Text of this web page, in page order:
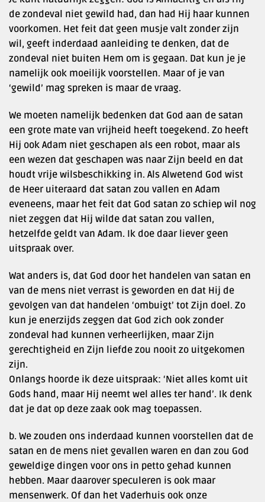
de zondeval niet gewild had, dan had Hij haar kunnen
voorkomen. Het feit dat geen musje valt zonder zijn
wil, geeft inderdaad aanleiding te denken, dat de
zondeval niet buiten Hem om is gegaan. Dat kun je je
namelijk ook moeilijk voorstellen. Maar of je van
‘gewild’ mag spreken is maar de vraag.
We moeten namelijk bedenken dat God aan de satan
een grote mate van vrijheid heeft toegekend. Zo heeft
Hij ook Adam niet geschapen als een robot, maar als
een wezen dat geschapen was naar Zijn beeld en dat
houdt vrije wilsbeschikking in. Als Alwetend God wist
de Heer uiteraard dat satan zou vallen en Adam
eveneens, maar het feit dat God satan zo schiep wil nog
niet zeggen dat Hij wilde dat satan zou vallen,
hetzelfde geldt van Adam. Ik doe daar liever geen
uitspraak over.
Wat anders is, dat God door het handelen van satan en
van de mens niet verrast is geworden en dat Hij de
gevolgen van dat handelen ‘ombuigt’ tot Zijn doel. Zo
kun je enerzijds zeggen dat God zich ook zonder
zondeval had kunnen verheerlijken, maar Zijn
gerechtigheid en Zijn liefde zou nooit zo uitgekomen
zijn.
Onlangs hoorde ik deze uitspraak: ‘Niet alles komt uit
Gods hand, maar Hij neemt wel alles ter hand’. Ik denk
dat je dat op deze zaak ook mag toepassen.
b. We zouden ons inderdaad kunnen voorstellen dat de
satan en de mens niet gevallen waren en dan zou God
geweldige dingen voor ons in petto gehad kunnen
hebben. Maar daarover speculeren is ook maar
mensenwerk. Of dan het Vaderhuis ook onze